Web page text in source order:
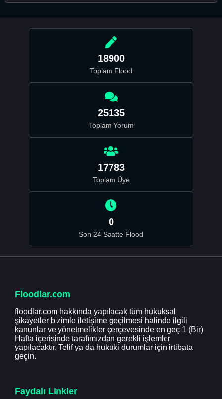
18900
Toplam Flood
25135
Toplam Yorum
17783
Toplam Üye
0
Son 24 Saatte Flood
Floodlar.com
floodlar.com hakkında yapılacak tüm hukuksal
şikayetler bizimle iletişime geçilmesi halinde ilgili
kanunlar ve yönetmelikler çerçevesinde en geç 1 (Bir)
Hafta içerisinde tarafımızdan gerekli işlemler
yapılacaktır. Telif ya da hukuki durumlar için irtibata
geçin.
Faydalı Linkler